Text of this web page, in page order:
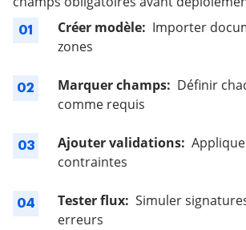
01 Créer modèle: Importer
zones
02 Marquer champs: Définir
comme requis
03 Ajouter validations:
contraintes
04 Tester flux: Simuler
erreurs